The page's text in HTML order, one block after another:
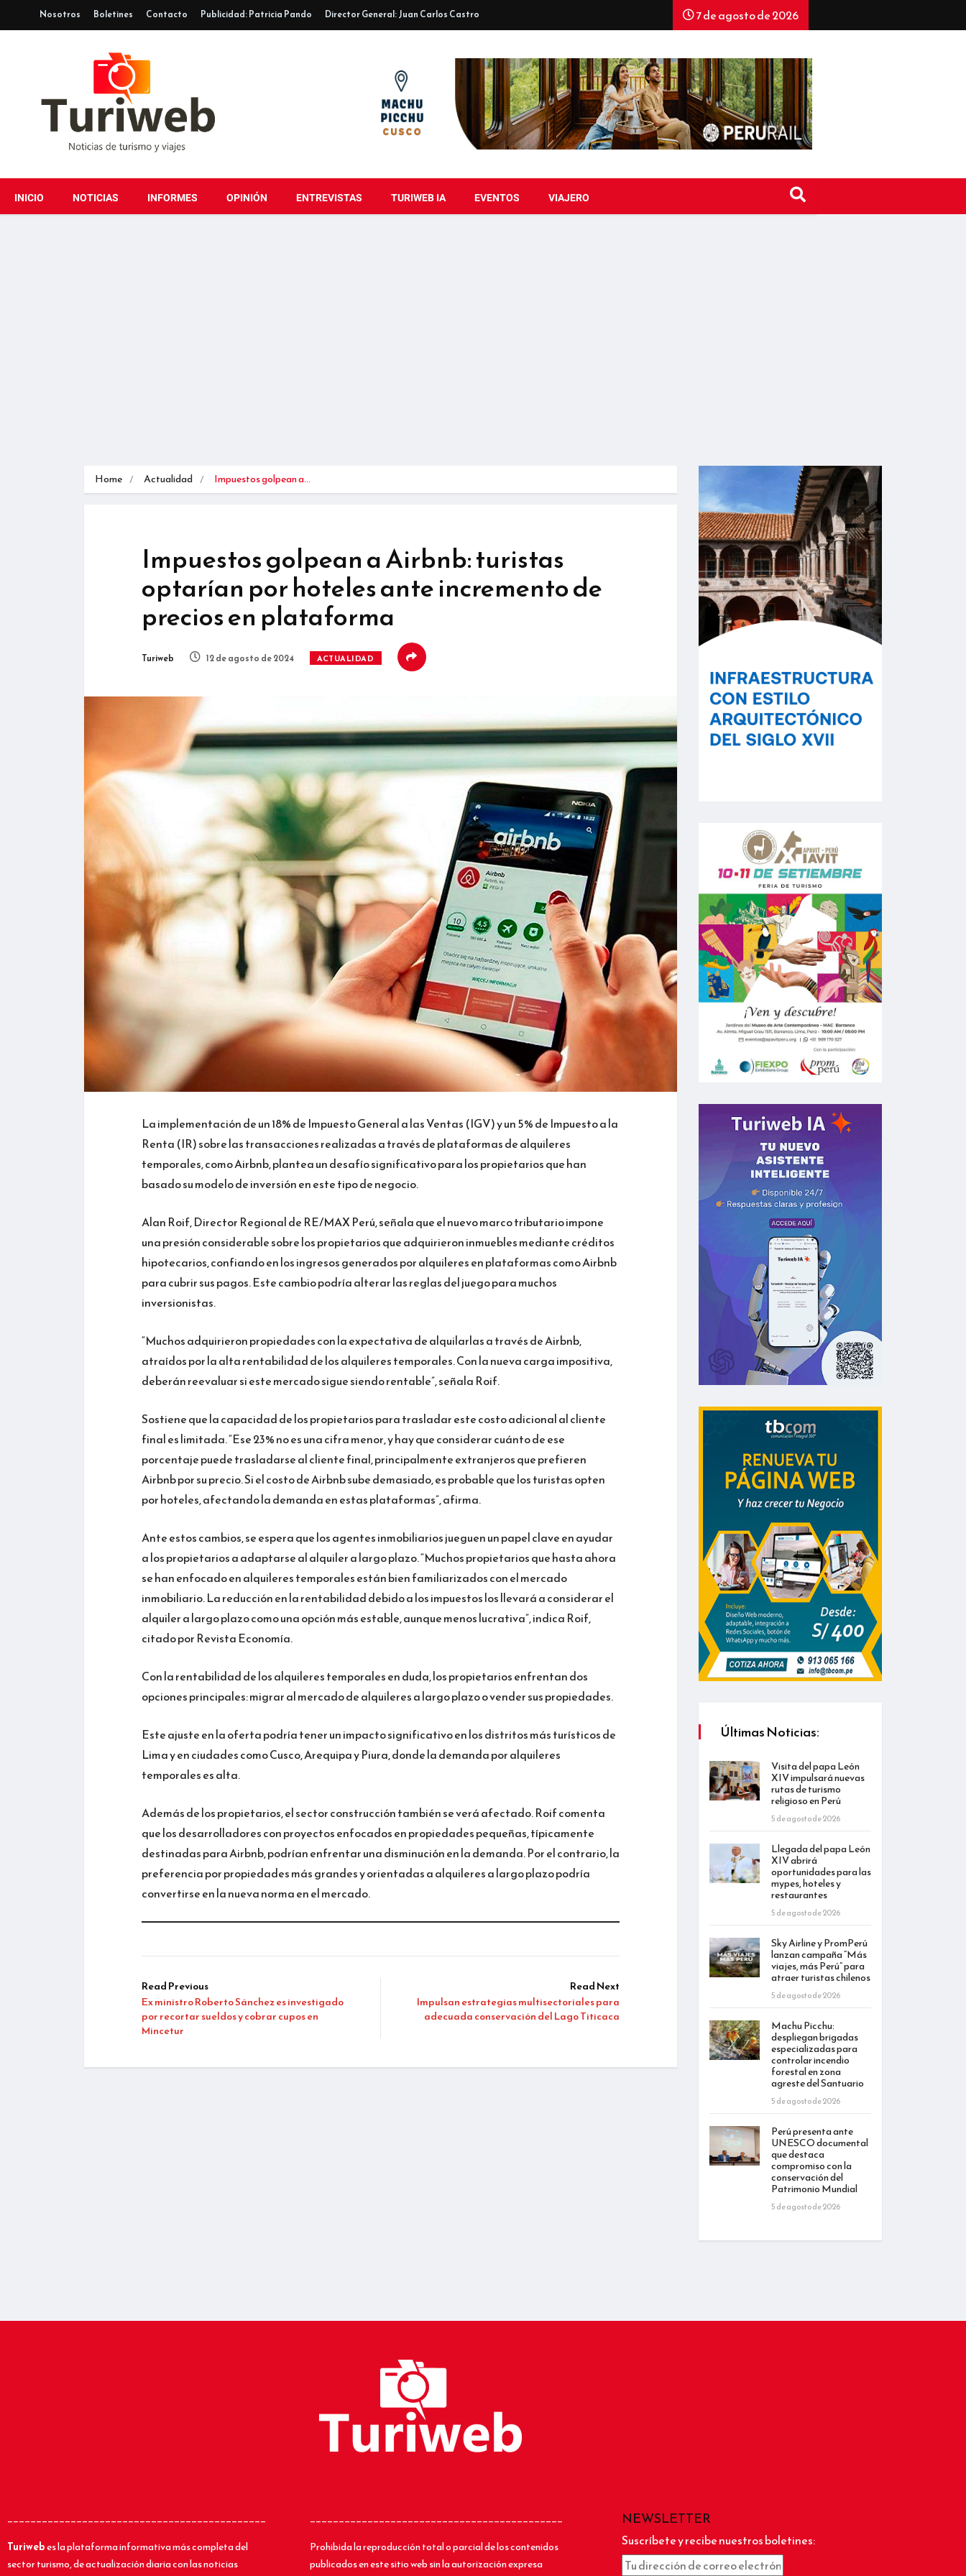
Nosotros Boletines Contacto Publicidad: Patricia Pando Director General: Juan Carlos Castro 7 de agosto de 2026
INICIO NOTICIAS INFORMES OPINIÓN ENTREVISTAS TURIWEB IA EVENTOS VIAJERO
Home Actualidad Impuestos golpean a…
Impuestos golpean a Airbnb: turistas
optarían por hoteles ante incremento de
precios en plataforma
Turiweb 12 de agosto de 2024 ACTUALIDAD
La implementación de un 18% de Impuesto General a las Ventas (IGV) y un 5% de Impuesto a la
Renta (IR) sobre las transacciones realizadas a través de plataformas de alquileres
temporales, como Airbnb, plantea un desafío significativo para los propietarios que han
basado su modelo de inversión en este tipo de negocio.
Alan Roif, Director Regional de RE/MAX Perú, señala que el nuevo marco tributario impone
una presión considerable sobre los propietarios que adquirieron inmuebles mediante créditos
hipotecarios, confiando en los ingresos generados por alquileres en plataformas como Airbnb
para cubrir sus pagos. Este cambio podría alterar las reglas del juego para muchos
inversionistas.
“Muchos adquirieron propiedades con la expectativa de alquilarlas a través de Airbnb,
atraídos por la alta rentabilidad de los alquileres temporales. Con la nueva carga impositiva,
deberán reevaluar si este mercado sigue siendo rentable”, señala Roif.
Sostiene que la capacidad de los propietarios para trasladar este costo adicional al cliente
final es limitada. “Ese 23% no es una cifra menor, y hay que considerar cuánto de ese
porcentaje puede trasladarse al cliente final, principalmente extranjeros que prefieren
Airbnb por su precio. Si el costo de Airbnb sube demasiado, es probable que los turistas opten
por hoteles, afectando la demanda en estas plataformas”, afirma.
Ante estos cambios, se espera que los agentes inmobiliarios jueguen un papel clave en ayudar
a los propietarios a adaptarse al alquiler a largo plazo. “Muchos propietarios que hasta ahora
se han enfocado en alquileres temporales están bien familiarizados con el mercado
inmobiliario. La reducción en la rentabilidad debido a los impuestos los llevará a considerar el
alquiler a largo plazo como una opción más estable, aunque menos lucrativa”, indica Roif,
citado por Revista Economía.
Con la rentabilidad de los alquileres temporales en duda, los propietarios enfrentan dos
opciones principales: migrar al mercado de alquileres a largo plazo o vender sus propiedades.
Este ajuste en la oferta podría tener un impacto significativo en los distritos más turísticos de
Lima y en ciudades como Cusco, Arequipa y Piura, donde la demanda por alquileres
temporales es alta.
Además de los propietarios, el sector construcción también se verá afectado. Roif comenta
que los desarrolladores con proyectos enfocados en propiedades pequeñas, típicamente
destinadas para Airbnb, podrían enfrentar una disminución en la demanda. Por el contrario, la
preferencia por propiedades más grandes y orientadas a alquileres a largo plazo podría
convertirse en la nueva norma en el mercado.
Read Previous
Ex ministro Roberto Sánchez es investigado
por recortar sueldos y cobrar cupos en
Mincetur
Read Next
Impulsan estrategias multisectoriales para
adecuada conservación del Lago Titicaca
Últimas Noticias:
Visita del papa León
XIV impulsará nuevas
rutas de turismo
religioso en Perú
5 de agosto de 2026
Llegada del papa León
XIV abrirá
oportunidades para las
mypes, hoteles y
restaurantes
5 de agosto de 2026
Sky Airline y PromPerú
lanzan campaña “Más
viajes, más Perú” para
atraer turistas chilenos
5 de agosto de 2026
Machu Picchu:
despliegan brigadas
especializadas para
controlar incendio
forestal en zona
agreste del Santuario
5 de agosto de 2026
Perú presenta ante
UNESCO documental
que destaca
compromiso con la
conservación del
Patrimonio Mundial
5 de agosto de 2026
_____________________________________________
Turiwebes la plataforma informativa más completa del
sector turismo, de actualización diaria con las noticias
____________________________________________
Prohibida la reproducción total o parcial de los contenidos
publicados en este sitio web sin la autorización expresa
NEWSLETTER
Suscríbete y recibe nuestros boletines: